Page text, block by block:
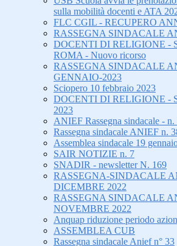
sulla mobilità docenti e ATA
FLC CGIL - RECUPERO
RASSEGNA SINDACALE
DOCENTI DI RELIGIONE -
ROMA - Nuovo ricorso
RASSEGNA SINDACALE
GENNAIO-2023
Sciopero 10 febbraio 2023
DOCENTI DI RELIGIONE -
2023
ANIEF Rassegna sindacale - n.
Rassegna sindacale ANIEF n.
Assemblea sindacale 19
SAIR NOTIZIE n. 7
SNADIR - newsletter N. 169
RASSEGNA-SINDACALE
DICEMBRE 2022
RASSEGNA SINDACALE
NOVEMBRE 2022
Anquap riduzione periodo
ASSEMBLEA CUB
Rassegna sindacale Anief n° 33